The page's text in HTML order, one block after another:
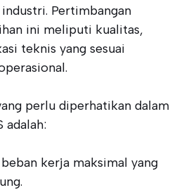
Pertimbangan
ini meliputi kualitas,
teknis yang sesuai
perlu diperhatikan dalam
adalah:
kerja maksimal yang